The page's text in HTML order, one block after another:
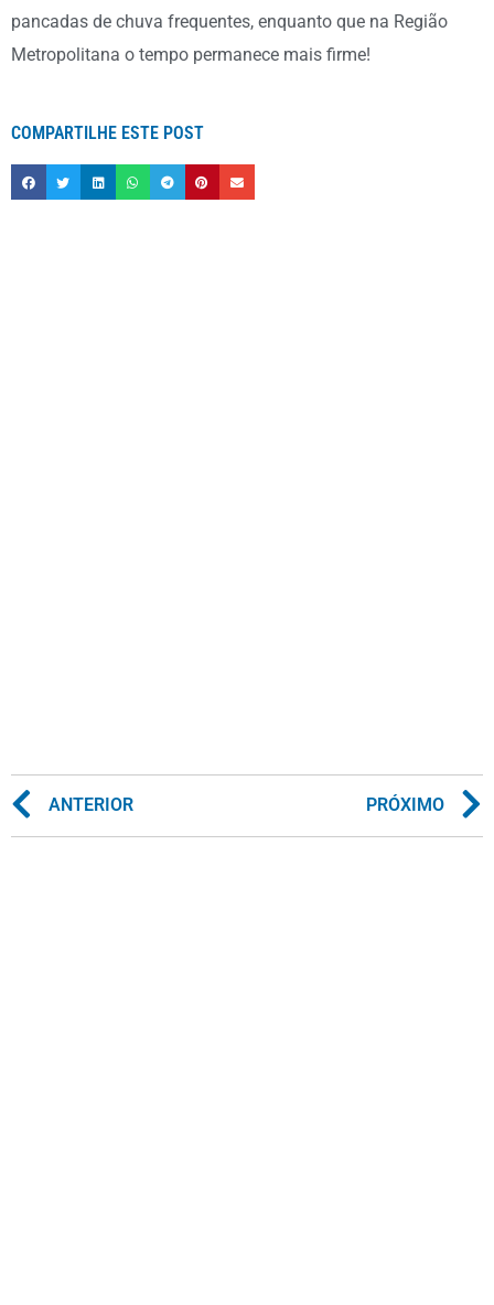
pancadas de chuva frequentes, enquanto que na Região
Metropolitana o tempo permanece mais firme!
COMPARTILHE ESTE POST
ANTERIOR PRÓXIMO